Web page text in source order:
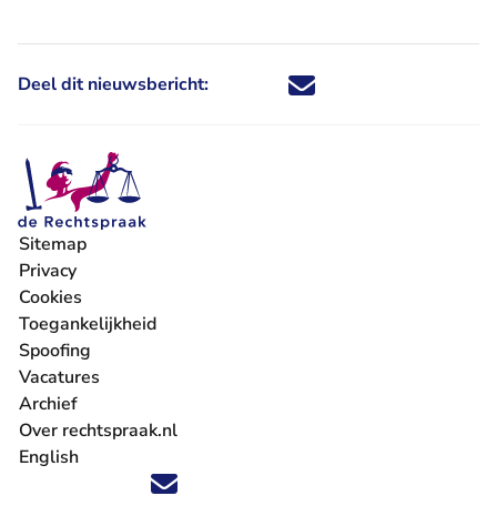
Deel dit nieuwsbericht: Deel dit nieuwsbericht via X -
Deel dit nieuwsbericht via
Deel dit nieuwsbericht
Deel dit
Volg ons op X (Twitter) - U verlaat Rechtspraak.nl
Volg ons op Facebook - U verlaat Rechtspraak.nl
Volg ons op Instagram - U verlaat Rechtspraak.nl
Volg ons op Youtube - U verlaat Rechtspraak.nl
Volg ons op LinkedIn - U verlaat
'Blijf op de hoogte' nieuwsbrief - U verlaat
Sitemap
Privacy
Cookies
Toegankelijkheid
Spoofing
Vacatures
- U verlaat Rechtspraak.nl
Archief
Over rechtspraak.nl
English